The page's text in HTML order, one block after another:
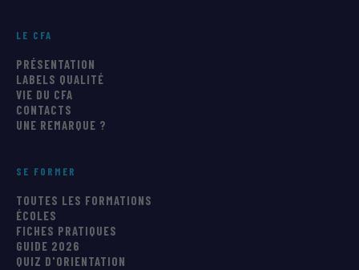
LE CFA
PRÉSENTATION
LABELS QUALITÉ
VIE DU CFA
CONTACTS
UNE REMARQUE ?
SE FORMER
TOUTES LES FORMATIONS
ÉCOLES
FICHES PRATIQUES
GUIDE 2026
QUIZ D'ORIENTATION